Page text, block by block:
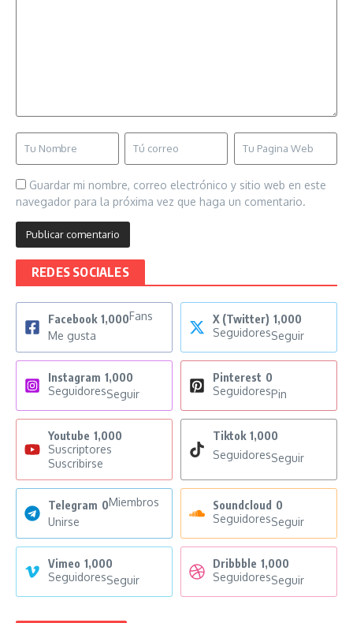
Guardar mi nombre, correo electrónico y sitio web en este
navegador para la próxima vez que haga un comentario.
REDES SOCIALES
Facebook 1,000Fans
Me gusta
X (Twitter) 1,000
SeguidoresSeguir
Instagram 1,000
SeguidoresSeguir
Pinterest 0
SeguidoresPin
Youtube 1,000
Suscriptores
Suscribirse
Tiktok 1,000
SeguidoresSeguir
Telegram 0Miembros
Unirse
Soundcloud 0
SeguidoresSeguir
Vimeo 1,000
SeguidoresSeguir
Dribbble 1,000
SeguidoresSeguir